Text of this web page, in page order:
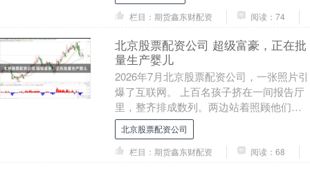
栏目：期货鑫东财配资
阅读：74
北京股票配资公司 超级富豪，正在批
量生产婴儿
2026年7月北京股票配资公司，一张照片引
爆了互联网。 上百名孩子挤在一间报告厅
里，整齐排成数列。两边站着照顾他们的
阿姨，前方拉着一条横幅。照片由多益网
络官方微....
北京股票配资公司
栏目：期货鑫东财配资
阅读：68